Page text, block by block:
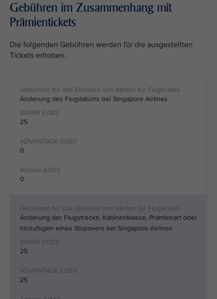
Gebühren im Zusammenhang mit
Prämientickets
Die folgenden Gebühren werden für die ausgestellten
Tickets erhoben.
Änderung des Flugdatums bei Singapore Airlines
25
0
0
Änderung der Flugstrecke, Kabinenklasse, Prämienart oder
hinzufügen eines Stopovers bei Singapore Airlines
25
25